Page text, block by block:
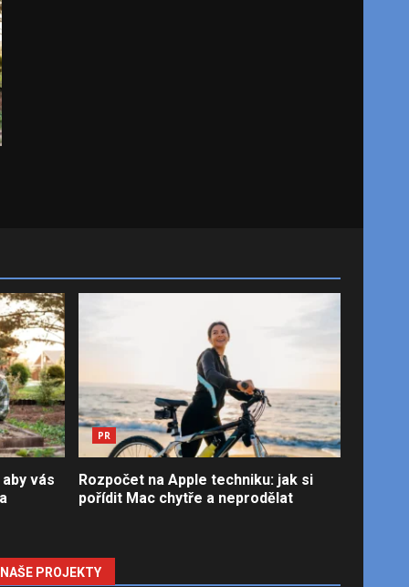
vás
PR
Rozpočet na Apple techniku: jak si
pořídit Mac chytře a neprodělat
NAŠE PROJEKTY